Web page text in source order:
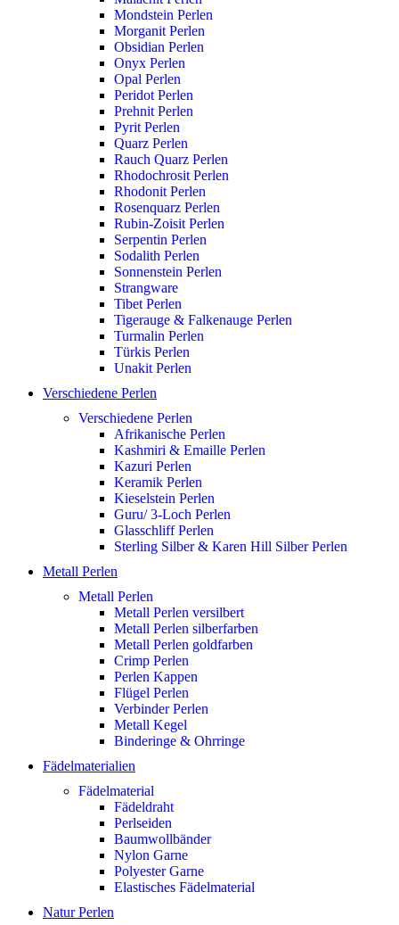
Mondstein Perlen
Morganit Perlen
Obsidian Perlen
Onyx Perlen
Opal Perlen
Peridot Perlen
Prehnit Perlen
Pyrit Perlen
Quarz Perlen
Rauch Quarz Perlen
Rhodochrosit Perlen
Rhodonit Perlen
Rosenquarz Perlen
Rubin-Zoisit Perlen
Serpentin Perlen
Sodalith Perlen
Sonnenstein Perlen
Strangware
Tibet Perlen
Tigerauge & Falkenauge Perlen
Turmalin Perlen
Türkis Perlen
Unakit Perlen
Verschiedene Perlen
Verschiedene Perlen
Afrikanische Perlen
Kashmiri & Emaille Perlen
Kazuri Perlen
Keramik Perlen
Kieselstein Perlen
Guru/ 3-Loch Perlen
Glasschliff Perlen
Sterling Silber & Karen Hill Silber Perlen
Metall Perlen
Metall Perlen
Metall Perlen versilbert
Metall Perlen silberfarben
Metall Perlen goldfarben
Crimp Perlen
Perlen Kappen
Flügel Perlen
Verbinder Perlen
Metall Kegel
Binderinge & Ohrringe
Fädelmaterialien
Fädelmaterial
Fädeldraht
Perlseiden
Baumwollbänder
Nylon Garne
Polyester Garne
Elastisches Fädelmaterial
Natur Perlen